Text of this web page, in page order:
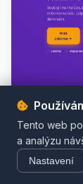
Kvízov.cz:
zdarma
27.06.2026
Tento web
a analýzu
Nastavení